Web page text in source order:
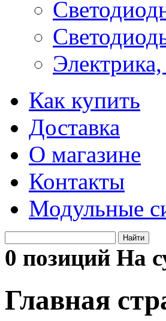
Как купить
Доставка
О магазине
Контакты
Модульные
Найти
0 позиций На
Главная